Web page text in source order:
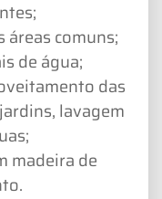
áreas comuns;
de água;
das
lavagem
madeira de